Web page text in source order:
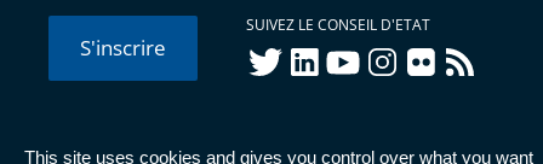
This site uses cookies and gives you control over what you want
S'inscrire
SUIVEZ LE CONSEIL D'ETAT
twitterlinkedInyoutubeinstagram
flickr rss